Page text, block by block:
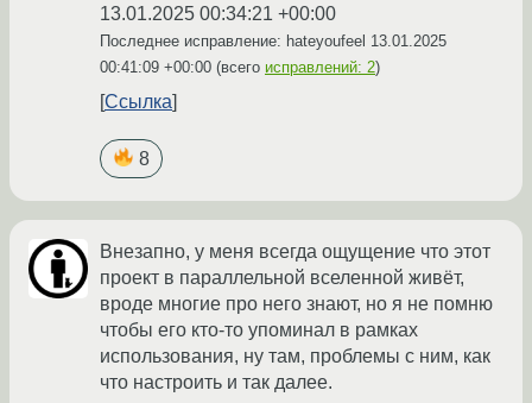
13.01.2025 00:34:21 +00:00
Последнее исправление: hateyoufeel 13.01.2025
00:41:09 +00:00 (всего исправлений: 2)
Ссылка
8
Внезапно, у меня всегда ощущение что этот
проект в параллельной вселенной живёт,
вроде многие про него знают, но я не помню
чтобы его кто-то упоминал в рамках
использования, ну там, проблемы с ним, как
что настроить и так далее.